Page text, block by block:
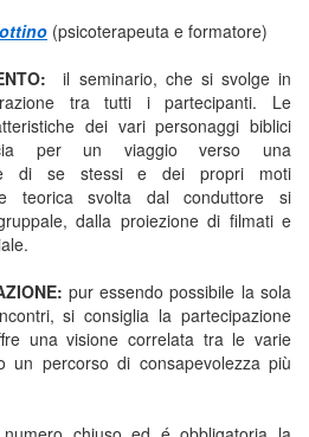
(psicoterapeuta e formatore)
il seminario, che si svolge in
tra tutti i partecipanti. Le
dei vari personaggi biblici
per un viaggio verso una
di se stessi e dei propri moti
teorica svolta dal conduttore si
dalla proiezione di filmati e
pur essendo possibile la sola
si consiglia la partecipazione
una visione correlata tra le varie
un percorso di consapevolezza più